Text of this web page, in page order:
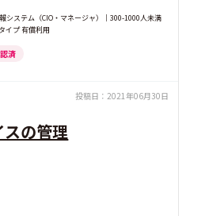
システム（CIO・マネージャ）｜300-1000人未満
イプ 有償利用
済
投稿日： 2021年06月30日
の管理